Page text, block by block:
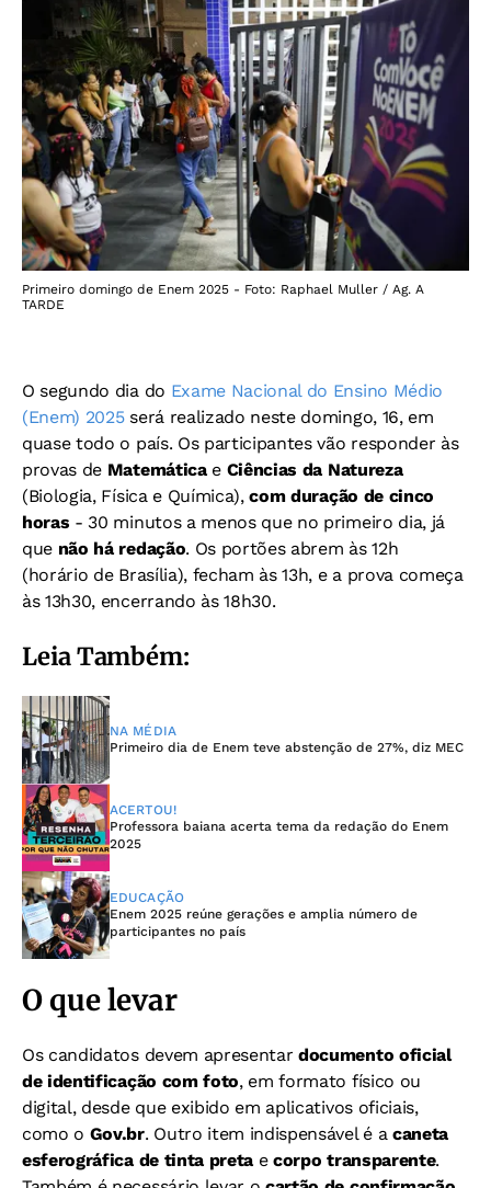
Primeiro domingo de Enem 2025 - Foto: Raphael Muller / Ag. A
TARDE
O segundo dia do Exame Nacional do Ensino Médio
(Enem) 2025será realizado neste domingo, 16, em
quase todo o país. Os participantes vão responder às
provas de Matemáticae Ciências da Natureza
(Biologia, Física e Química),com duração de cinco
horas - 30 minutos a menos que no primeiro dia, já
que não há redação. Os portões abrem às 12h
(horário de Brasília), fecham às 13h, e a prova começa
às 13h30, encerrando às 18h30.
Leia Também:
NA MÉDIA
Primeiro dia de Enem teve abstenção de 27%, diz MEC
ACERTOU!
Professora baiana acerta tema da redação do Enem
2025
EDUCAÇÃO
Enem 2025 reúne gerações e amplia número de
participantes no país
O que levar
Os candidatos devem apresentardocumento oficial
de identificação com foto, em formato físico ou
digital, desde que exibido em aplicativos oficiais,
como o Gov.br. Outro item indispensável é a caneta
esferográfica de tinta preta ecorpo transparente.